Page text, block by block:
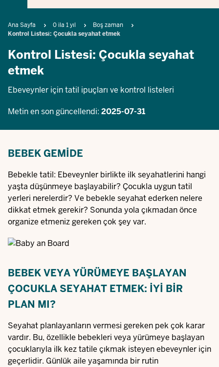
Breadcrumb
Ana Sayfa 0 ila 1 yıl
Boş zaman
Kontrol Listesi: Çocukla seyahat etmek
Kontrol Listesi: Çocukla seyahat
etmek
Ebeveynler için tatil ipuçları ve kontrol listeleri
Metin en son güncellendi: 2025-07-31
BEBEK GEMIDE
Bebekle tatil: Ebeveynler birlikte ilk seyahatlerini hangi
yaşta düşünmeye başlayabilir? Çocukla uygun tatil
yerleri nerelerdir? Ve bebekle seyahat ederken nelere
dikkat etmek gerekir? Sonunda yola çıkmadan önce
organize etmeniz gereken çok şey var.
BEBEK VEYA YÜRÜMEYE BAŞLAYAN
ÇOCUKLA SEYAHAT ETMEK: IYI BIR
PLAN MI?
Seyahat planlayanların vermesi gereken pek çok karar
vardır. Bu, özellikle bebekleri veya yürümeye başlayan
çocuklarıyla ilk kez tatile çıkmak isteyen ebeveynler için
geçerlidir. Günlük aile yaşamında bir rutin